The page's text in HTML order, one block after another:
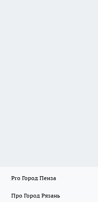
Pro Город Пенза
Про Город Рязань